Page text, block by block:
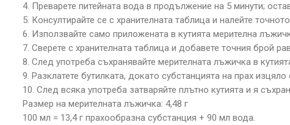
4. Преварете питейната вода в продължение на 5 минути;
5. Консултирайте се с хранителната таблица и налейте
6. Използвайте само приложената в кутията мерителна
7. Сверете с хранителната таблица и добавете точния брой
8. След употреба съхранявайте мерителната лъжичка в
9. Разклатете бутилката, докато субстанцията на прах
10. След всяка употреба затваряйте плътно кутията и я
Размер на мерителната лъжичка: 4,48 г
100 мл = 13,4 г прахообразна субстанция + 90 мл вода.